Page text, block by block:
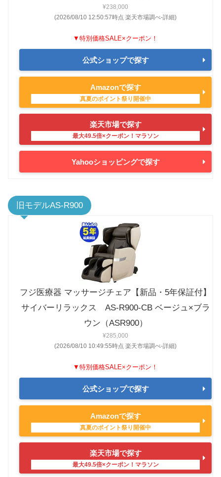
¥238,000
(2026/08/10 12:50:57時点 楽天市場調べ-詳細)
▼特別価格SALE×クーポン！
公式ショップで探す
Amazonで探す
楽天市場で探す
Yahooショッピングで探す
旧モデルAS-R900
フジ医療器 マッサージチェア【新品・5年保証付】
サイバーリラックス AS-R900-CB ベージュ×ブラ
ウン（ASR900）
¥285,000
(2026/08/10 10:49:55時点 楽天市場調べ-詳細)
▼特別価格SALE×クーポン！
公式ショップで探す
Amazonで探す
楽天市場で探す